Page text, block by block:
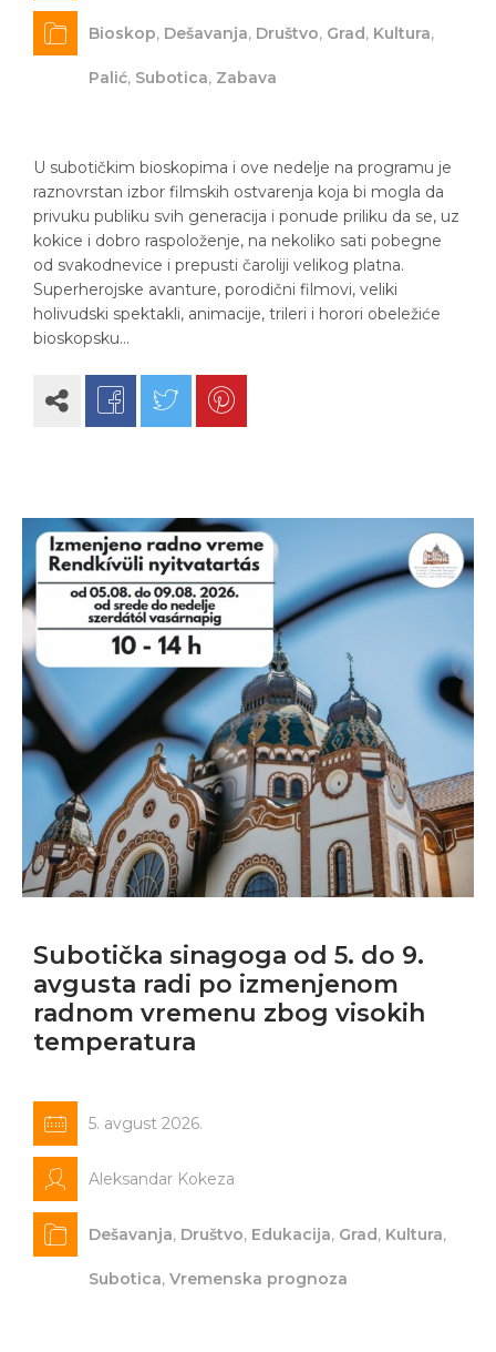
Bioskop, Dešavanja, Društvo, Grad, Kultura,
Palić, Subotica, Zabava
U subotičkim bioskopima i ove nedelje na programu je
raznovrstan izbor filmskih ostvarenja koja bi mogla da
privuku publiku svih generacija i ponude priliku da se, uz
kokice i dobro raspoloženje, na nekoliko sati pobegne
od svakodnevice i prepusti čaroliji velikog platna.
Superherojske avanture, porodični filmovi, veliki
holivudski spektakli, animacije, trileri i horori obeležiće
bioskopsku…
Subotička sinagoga od 5. do 9.
avgusta radi po izmenjenom
radnom vremenu zbog visokih
temperatura
5. avgust 2026.
Aleksandar Kokeza
Dešavanja, Društvo, Edukacija, Grad , Kultura,
Subotica, Vremenska prognoza